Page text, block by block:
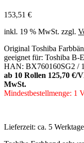
153,51 €
inkl. 19 % MwSt. zzgl.
Original Toshiba
geeignet für: Toshiba
HAN: BX760160SG2 /
ab 10 Rollen 125,70 €/
MwSt.
Mindestbestellmenge: 1
Lieferzeit: ca. 5 Werktage